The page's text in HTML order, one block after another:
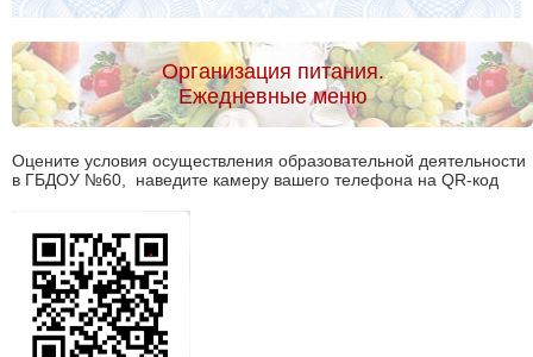
Организация питания.
Ежедневные меню
Оцените условия осуществления образовательной деятельности
в ГБДОУ №60, наведите камеру вашего телефона на QR-код